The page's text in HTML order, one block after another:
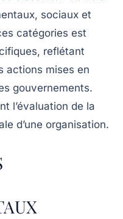
, sociaux et
catégories est
reflétant
actions mises en
gouvernements.
l’évaluation de la
d’une organisation.